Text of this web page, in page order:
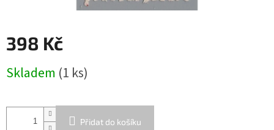
398 Kč
cena:
Skladem (1 ks)
Přidat do košíku